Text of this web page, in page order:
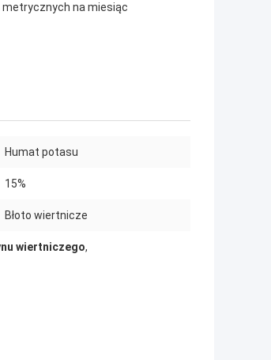
metrycznych na miesiąc
Humat potasu
15%
Błoto wiertnicze
wiertniczego,